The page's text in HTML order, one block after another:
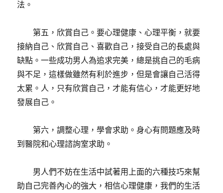
法。
第五，欣賞自己。要心理健康、心理平衡，就要
接納自己、欣賞自己、喜歡自己，接受自己的長處與
缺點。一些成功男人為追求完美，總是挑自己的毛病
與不足，這樣做雖然有利於進步，但是會讓自己活得
太累。人，只有欣賞自己，才能有信心，才能更好地
發展自己。
第六，調整心理，學會求助。身心有問題應及時
到醫院和心理諮詢室求助。
男人們不妨在生活中試著用上面的六種技巧來幫
助自己完善內心的強大，相信心理健康，我們的生活